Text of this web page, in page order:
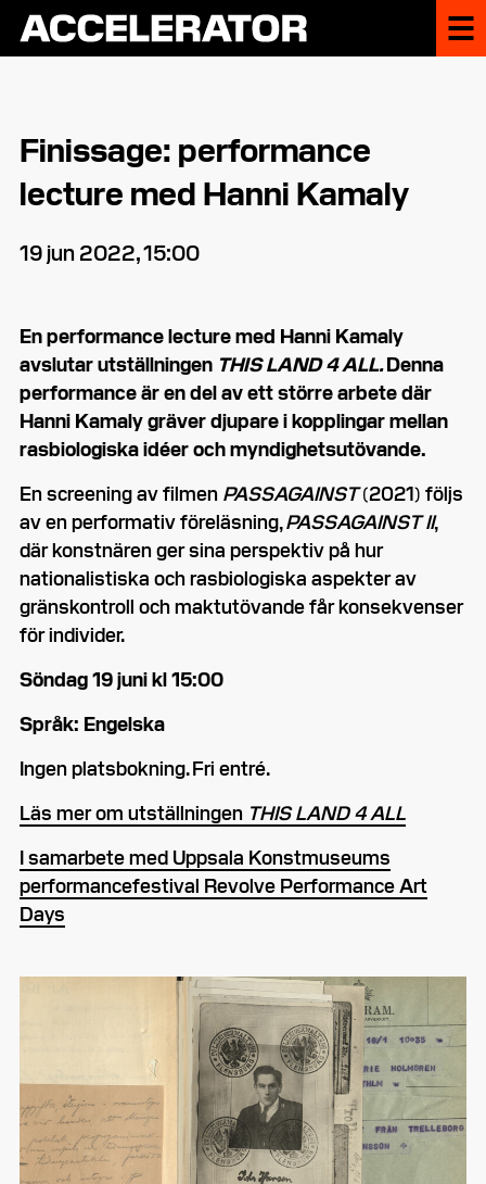
Finissage: performance
lecture med Hanni Kamaly
19 jun 2022, 15:00
En performance lecture med Hanni Kamaly
avslutar utställningen THIS LAND 4 ALL.Denna
performance är en del av ett större arbete där
Hanni Kamaly gräver djupare i kopplingar mellan
rasbiologiska idéer och myndighetsutövande.
En screening av filmen PASSAGAINST(2021) följs
av en performativ föreläsning,PASSAGAINST II,
där konstnären ger sina perspektiv på hur
nationalistiska och rasbiologiska aspekter av
gränskontroll och maktutövande får konsekvenser
för individer.
Söndag 19 juni kl 15:00
Språk: Engelska
Ingen platsbokning. Fri entré.
Läs mer om utställningen THIS LAND 4 ALL
I samarbete med Uppsala Konstmuseums
performancefestival Revolve Performance Art
Days